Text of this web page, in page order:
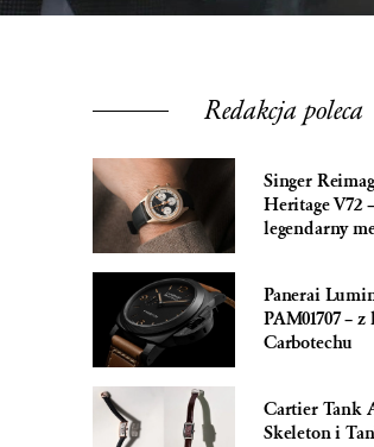
Redakcja poleca
Singer
Heritage V72
legendarny
Panerai
PAM01707 –
Carbotechu
Cartier Tank
Skeleton i